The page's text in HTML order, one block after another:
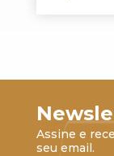
Assine e
seu email.